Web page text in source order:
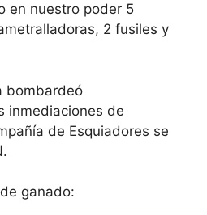
en nuestro poder 5
2 fusiles y
bombardeó
inmediaciones de
de Esquiadores se
ganado: